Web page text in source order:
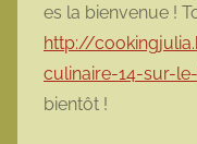
es la bienvenue !
http://
culinaire-14-sur-
bientôt !